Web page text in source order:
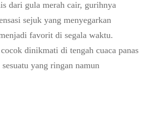
dari gula merah cair, gurihnya
sejuk yang menyegarkan
favorit di segala waktu.
dinikmati di tengah cuaca panas
yang ringan namun